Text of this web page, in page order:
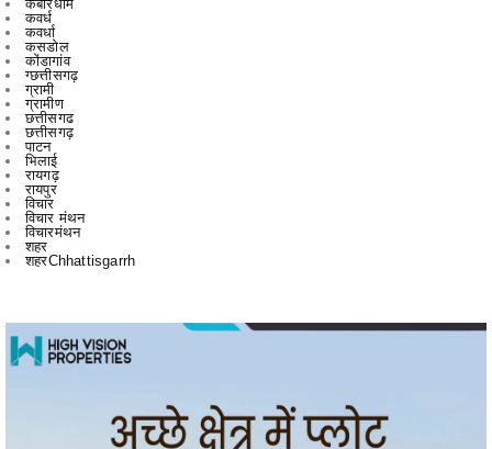
ग्छत्तीसगढ़
ग्रामी
ग्रामीण
छत्तीसगढ
छत्तीसगढ़
पाटन
भिलाई
रायगढ़
रायपुर
विचार
विचार मंथन
विचारमंथन
शहर
शहरChhattisgarrh